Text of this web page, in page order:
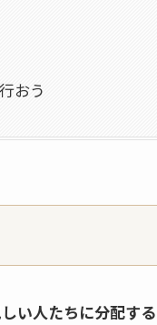
おう
い人たちに分配する